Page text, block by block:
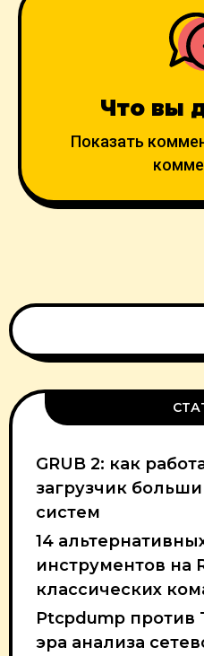
Что вы
Показать
GRUB 2: как
загрузчик
систем
14
инструментов на
классических
Ptcpdump против
эра анализа